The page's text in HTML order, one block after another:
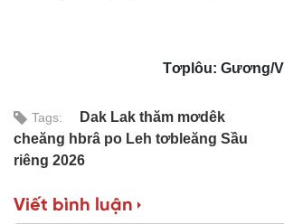
Tơplôu: Gương/
Tags:
Dak Lak thăm mơdêk
cheăng hbrâ po Leh tơbleăng Sầu
riêng 2026
Viết bình luận